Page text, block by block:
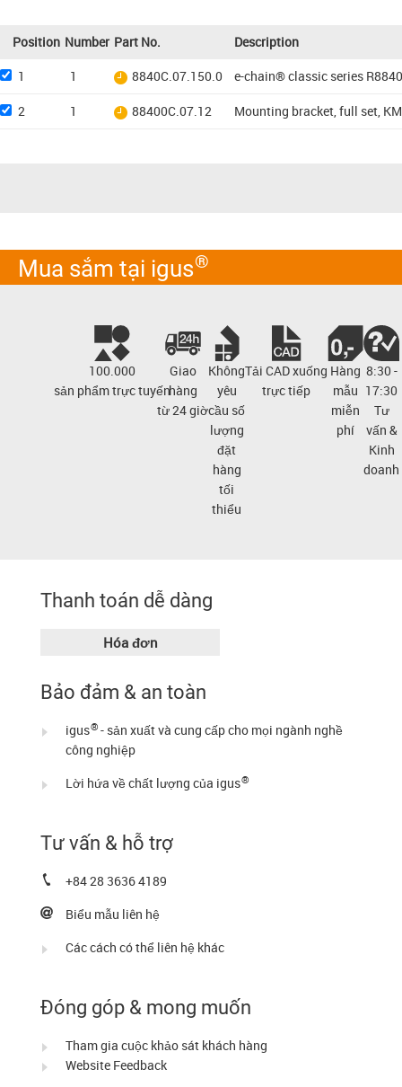
Position Number Part No.
Description
1
1 8840C.07.150.0 e-chain® classic series
2 1 88400C.07.12 Mounting bracket, full set,
Mua sắm tại igus®
100.000
sản phẩm trực tuyến
Giao
hàng
từ 24 giờ
Không
yêu
cầu số
lượng
đặt
hàng
tối
thiểu
Tải CAD xuống
trực tiếp
Hàng
mẫu
miễn
phí
8:30 -
17:30
Tư
vấn &
Kinh
doanh
Thanh toán dễ dàng
Hóa đơn
Bảo đảm & an toàn
igus® - sản xuất và cung cấp cho mọi ngành nghề
công nghiệp
Lời hứa về chất lượng của igus®
Tư vấn & hỗ trợ
+84 28 3636 4189
Biểu mẫu liên hệ
Các cách có thể liên hệ khác
Đóng góp & mong muốn
Tham gia cuộc khảo sát khách hàng
Website Feedback